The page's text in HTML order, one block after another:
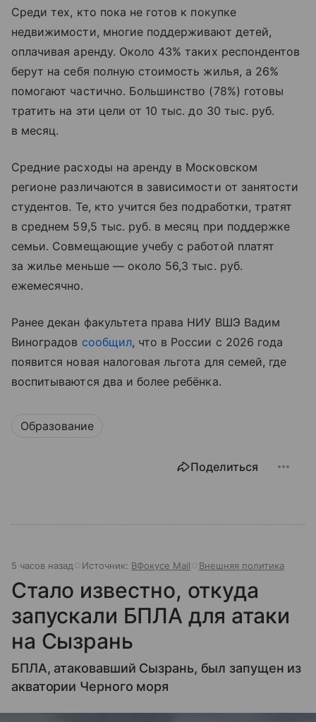
Среди тех, кто пока не готов к покупке
недвижимости, многие поддерживают детей,
оплачивая аренду. Около 43% таких респондентов
берут на себя полную стоимость жилья, а 26%
помогают частично. Большинство (78%) готовы
тратить на эти цели от 10 тыс. до 30 тыс. руб.
в месяц.
Средние расходы на аренду в Московском
регионе различаются в зависимости от занятости
студентов. Те, кто учится без подработки, тратят
в среднем 59,5 тыс. руб. в месяц при поддержке
семьи. Совмещающие учебу с работой платят
за жилье меньше — около 56,3 тыс. руб.
ежемесячно.
Ранее декан факультета права НИУ ВШЭ Вадим
Виноградов сообщил, что в России с 2026 года
появится новая налоговая льгота для семей, где
воспитываются два и более ребёнка.
Образование
Поделиться
5 часов назад Источник: ВФокусе Mail Внешняя политика
Стало известно, откуда
запускали БПЛА для атаки
на Сызрань
БПЛА, атаковавший Сызрань, был запущен из
акватории Черного моря